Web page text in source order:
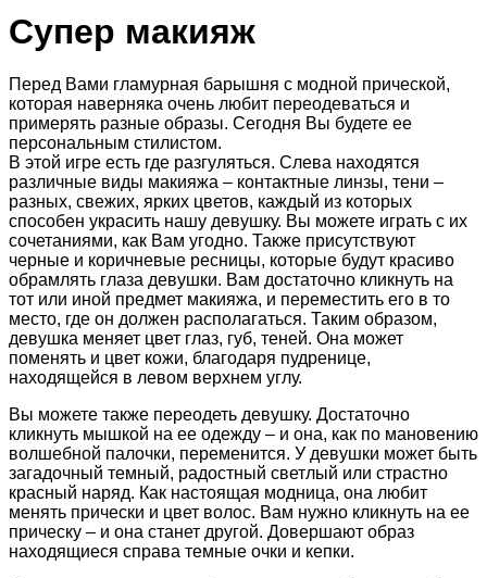
Супер макияж
Перед Вами гламурная барышня с модной прической,
которая наверняка очень любит переодеваться и
примерять разные образы. Сегодня Вы будете ее
персональным стилистом.
В этой игре есть где разгуляться. Слева находятся
различные виды макияжа – контактные линзы, тени –
разных, свежих, ярких цветов, каждый из которых
способен украсить нашу девушку. Вы можете играть с их
сочетаниями, как Вам угодно. Также присутствуют
черные и коричневые ресницы, которые будут красиво
обрамлять глаза девушки. Вам достаточно кликнуть на
тот или иной предмет макияжа, и переместить его в то
место, где он должен располагаться. Таким образом,
девушка меняет цвет глаз, губ, теней. Она может
поменять и цвет кожи, благодаря пудренице,
находящейся в левом верхнем углу.
Вы можете также переодеть девушку. Достаточно
кликнуть мышкой на ее одежду – и она, как по мановению
волшебной палочки, переменится. У девушки может быть
загадочный темный, радостный светлый или страстно
красный наряд. Как настоящая модница, она любит
менять прически и цвет волос. Вам нужно кликнуть на ее
прическу – и она станет другой. Довершают образ
находящиеся справа темные очки и кепки.